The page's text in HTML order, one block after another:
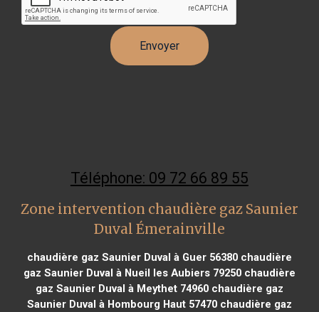
Téléphone: 09 72 66 89 55
Zone intervention chaudière gaz Saunier
Duval Émerainville
chaudière gaz Saunier Duval à Guer 56380chaudière
gaz Saunier Duval à Nueil les Aubiers 79250chaudière
gaz Saunier Duval à Meythet 74960chaudière gaz
Saunier Duval à Hombourg Haut 57470chaudière gaz